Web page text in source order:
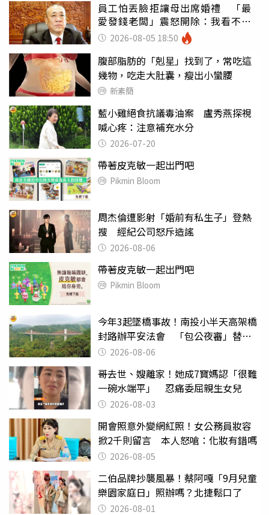
員工怕丟臉拒讓母出席婚禮 「最
愛發錢老闆」震怒開除：我看不起
你 2026-08-05 18:50
腹部脂肪的「剋星」找到了，常吃這
幾物，吃走大肚囊，瘦出小蠻腰
新素簡
藍小雞絕食抗議毒油案 盧秀燕探視
喊心疼：注意補充水分
2026-07-20
帶著皮克敏一起出門吧
Pikmin Bloom
周杰倫遭影射「婚前有私生子」登熱
搜 經紀公司怒斥造謠
2026-08-06
帶著皮克敏一起出門吧
Pikmin Bloom
今年3起墜橋事故！南投小半天高架橋
封路辦平安法會 「包公夜審」替亡
魂伸冤
2026-08-06
哥去世、嫂離家！她成7寶媽認「很難
一碗水端平」 忍痛委屈親生女兒
2026-08-03
開會照意外變網紅照！女公務員妝容
掀2千則留言 本人怒嗆：化妝有錯嗎
2026-08-05
二伯品牌抄襲風暴！蔡阿嘎「9月兒童
樂園家庭日」照辦嗎？北捷鬆口了
2026-08-01